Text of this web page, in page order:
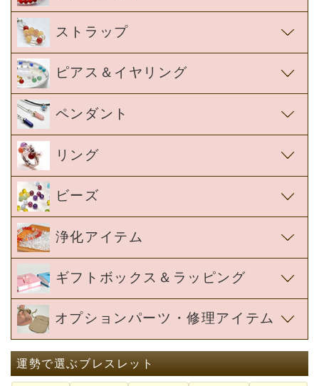
ストラップ
ピアス＆イヤリング
ペンダント
リング
ビーズ
浄化アイテム
ギフトボックス＆ラッピング
オプションパーツ・修理アイテム
運勢で選ぶブレスレット